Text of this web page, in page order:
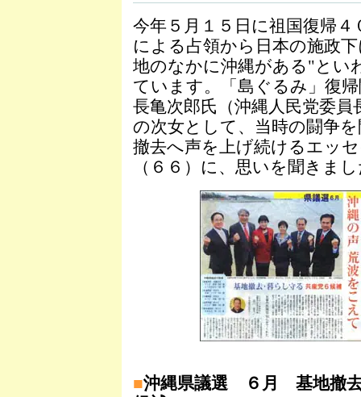
今年５月１５日に祖国復帰
による占領から日本の施政
地のなかに沖縄がある"とい
ています。「島ぐるみ」復
長亀次郎氏（沖縄人民党委
の次女として、当時の闘争
撤去へ声を上げ続けるエッ
（６６）に、思いを聞きま
■沖縄県議選 ６月 基地撤